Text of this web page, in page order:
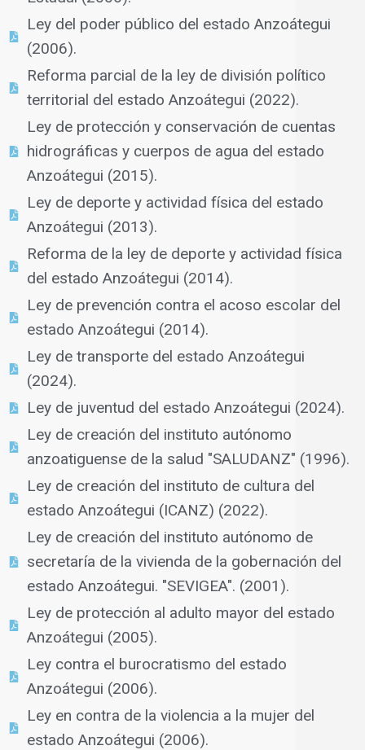
Ley del poder público del estado Anzoátegui
(2006).
Reforma parcial de la ley de división político
territorial del estado Anzoátegui (2022).
Ley de protección y conservación de cuentas
hidrográficas y cuerpos de agua del estado
Anzoátegui (2015).
Ley de deporte y actividad física del estado
Anzoátegui (2013).
Reforma de la ley de deporte y actividad física
del estado Anzoátegui (2014).
Ley de prevención contra el acoso escolar del
estado Anzoátegui (2014).
Ley de transporte del estado Anzoátegui
(2024).
Ley de juventud del estado Anzoátegui (2024).
Ley de creación del instituto autónomo
anzoatiguense de la salud "SALUDANZ" (1996).
Ley de creación del instituto de cultura del
estado Anzoátegui (ICANZ) (2022).
Ley de creación del instituto autónomo de
secretaría de la vivienda de la gobernación del
estado Anzoátegui. "SEVIGEA". (2001).
Ley de protección al adulto mayor del estado
Anzoátegui (2005).
Ley contra el burocratismo del estado
Anzoátegui (2006).
Ley en contra de la violencia a la mujer del
estado Anzoátegui (2006).